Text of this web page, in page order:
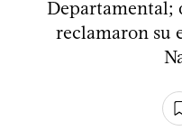
Departamental;
reclamaron su